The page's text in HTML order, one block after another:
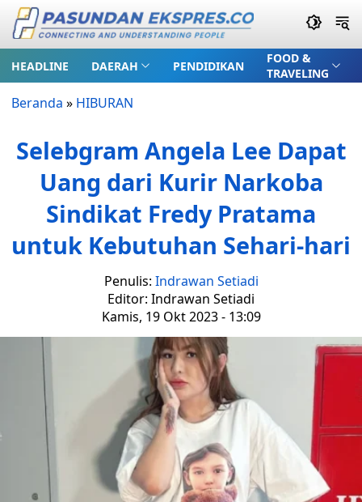
HEADLINE DAERAH PENDIDIKAN
FOOD &
TRAVELING
Beranda » HIBURAN
Selebgram Angela Lee Dapat
Uang dari Kurir Narkoba
Sindikat Fredy Pratama
untuk Kebutuhan Sehari-hari
Penulis: Indrawan Setiadi
Editor: Indrawan Setiadi
Kamis, 19 Okt 2023 - 13:09